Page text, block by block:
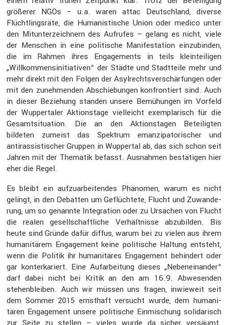
größerer NGOs – u.a. waren attac Deutsch­land, diverse
Flücht­lings­räte, die Humanis­ti­sche Union oder medico unter
den Mitun­ter­zeich­nern des Aufrufes – gelang es nicht, viele
der Menschen in eine politi­sche Manifes­ta­tion einzu­binden,
die im Rahmen ihres Engage­ments in teils klein­tei­ligen
„Willkom­mens­in­itia­tiven“ der Städte und Stadt­teile mehr und
mehr direkt mit den Folgen der Asylrechts­ver­schär­fungen oder
mit den zuneh­menden Abschie­bungen konfron­tiert sind. Auch
in dieser Bezie­hung standen unsere Bemühungen im Vorfeld
der Wupper­taler Aktions­tage vielleicht exempla­risch für die
Gesamt­si­tua­tion. Die an den Aktions­tagen Betei­ligten
bildeten zumeist das Spektrum emanzi­pa­to­ri­scher und
antiras­sis­ti­scher Gruppen in Wuppertal ab, das sich schon seit
Jahren mit der Thematik befasst. Ausnahmen bestä­tigen hier
eher die Regel.
Es bleibt ein aufzu­ar­bei­tendes Phänomen, warum es nicht
gelingt, in den Debatten um Geflüch­tete, Flucht und Zuwan­de­
rung, um so genannte Integra­tion oder zu Ursachen von Flucht
die realen gesell­schaft­liche Verhält­nisse abzubilden. Bis
heute sind Gründe dafür diffus, warum bei zu vielen aus ihrem
humani­tärem Engage­ment keine politi­sche Haltung entsteht,
wenn die Politik ihr humani­täres Engage­ment behin­dert oder
gar konter­ka­riert. Eine Aufar­bei­tung dieses „Neben­ein­ander“
darf dabei nicht bei Kritik an den am 16.9. Abwesenden
stehen­bleiben. Auch wir müssen uns fragen, inwie­weit seit
dem Sommer 2015 ernst­haft versucht wurde, dem humani­
tären Engage­ment unsere politi­sche Einmi­schung solida­risch
zur Seite zu stellen – vieles wurde da sicher versäumt.